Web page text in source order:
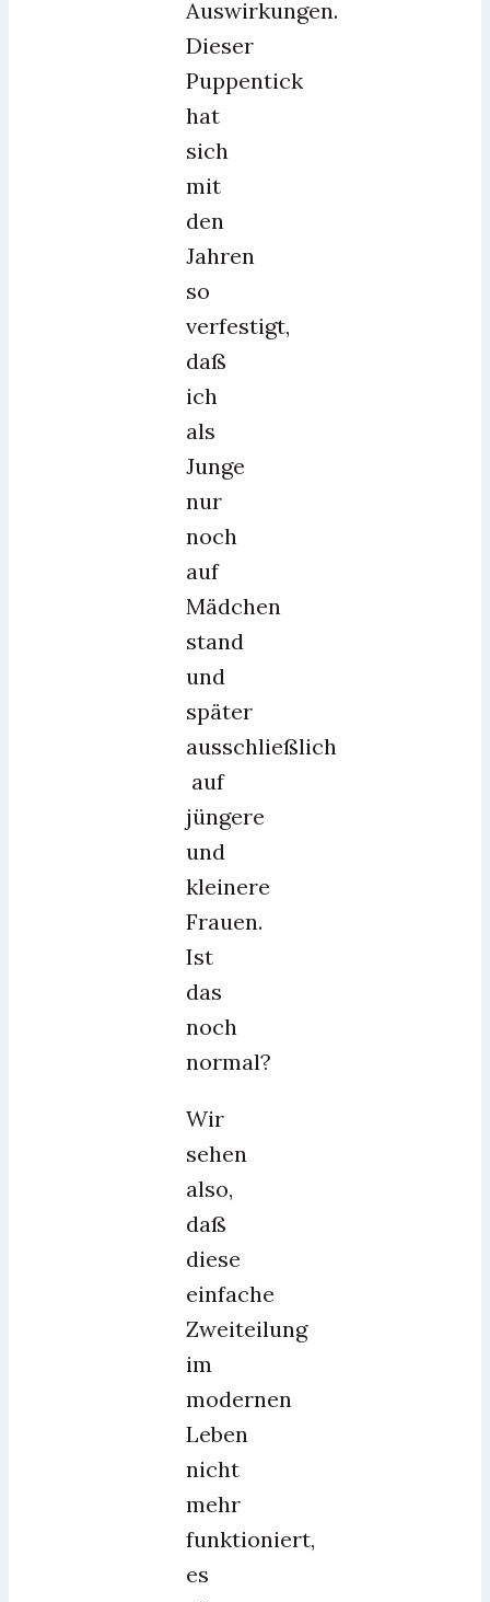
Auswirkungen.
Dieser
Puppentick
hat
sich
mit
den
Jahren
so
verfestigt,
daß
ich
als
Junge
nur
noch
auf
Mädchen
stand
und
später
ausschließlich
auf
jüngere
und
kleinere
Frauen.
Ist
das
noch
normal?
Wir
sehen
also,
daß
diese
einfache
Zweiteilung
im
modernen
Leben
nicht
mehr
funktioniert,
es